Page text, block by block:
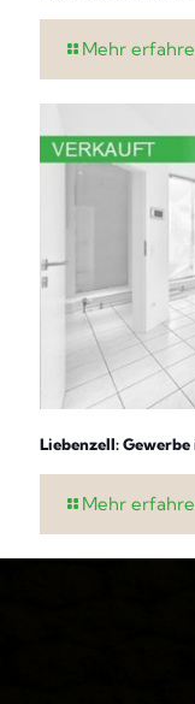
Mehr
Liebenzell:
Mehr